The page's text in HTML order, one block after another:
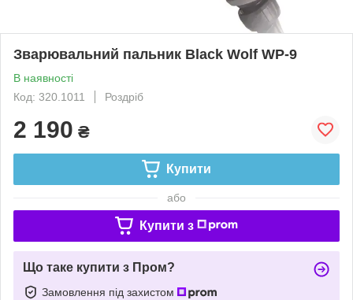
Зварювальний пальник Black Wolf WP-9
В наявності
Код: 320.1011
Роздріб
2 190 ₴
Купити
або
Купити з
Що таке купити з Пром?
Замовлення під захистом